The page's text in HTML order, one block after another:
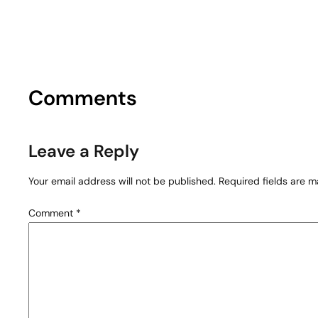
Comments
Leave a Reply
Your email address will not be published. Required fields are
Comment *